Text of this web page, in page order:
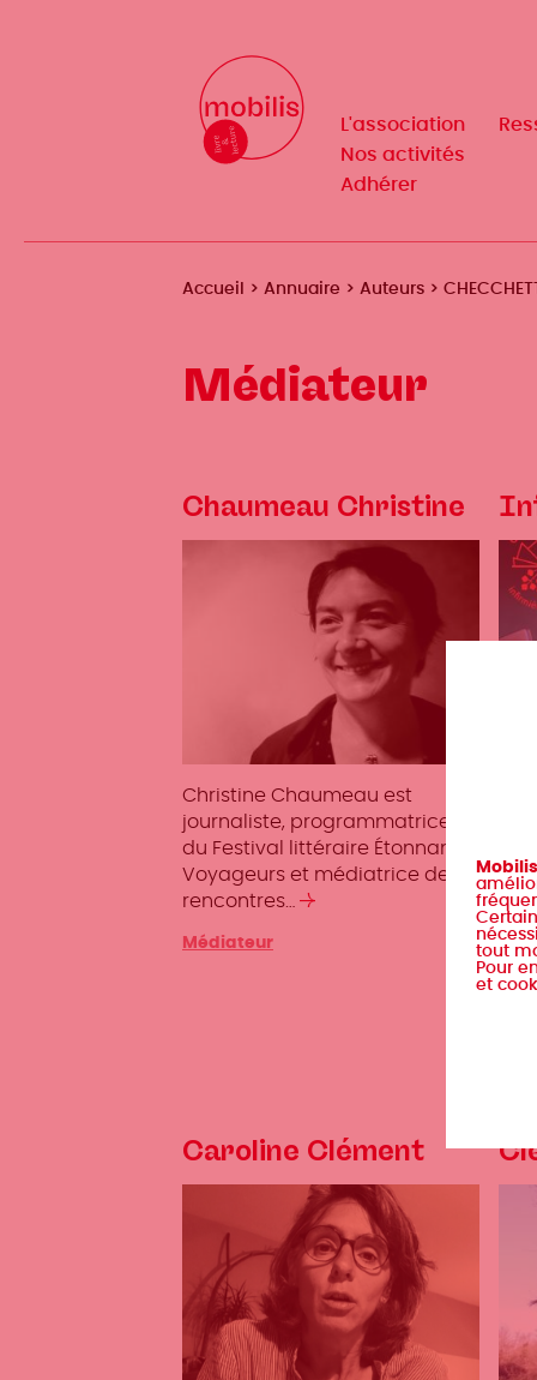
Navigation
principale
L'association
Nos activités
Adhérer
Navigation
principale
L'association
Nos activités
Adhérer
Fil
Accueil Annuaire Auteurs
Médiateur
Chaumeau Christine
Christine Chaumeau est
journaliste, programmatrice
du Festival littéraire Étonnants
Voyageurs et médiatrice de
rencontres…
Catégories
Médiateur
Caroline Clément
Mobilis
tout
Pour
et